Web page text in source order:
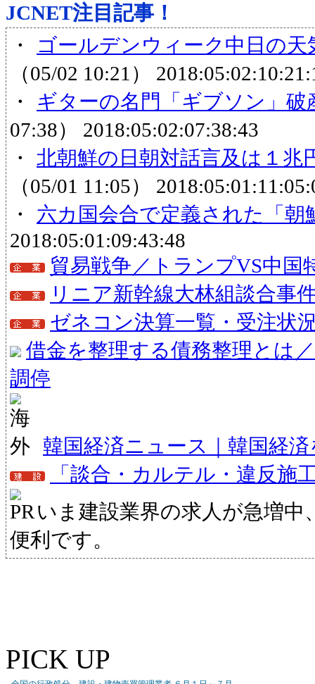
JCNET注目記事！
・
ゴールデンウィーク中日の
（05/02 10:21）
・
ギターの名門「ギブソン」
07:38） 2018:05:02:07:38:43
・ 北朝鮮の日朝対話言及は１
（05/01 11:05）
・ 六カ国会合で定義された「朝
2018:05:01:09:43:48
貿易戦争／トランプVS中国
リニア新幹線大林組談合事
ゼネコン決算一覧・受注状
借金を整理する債務整理とは
調停
韓国経済ニュース｜韓国経
「談合・カルテル・違反施
いま建設業界の求人が急増中
便利です。
PICK UP